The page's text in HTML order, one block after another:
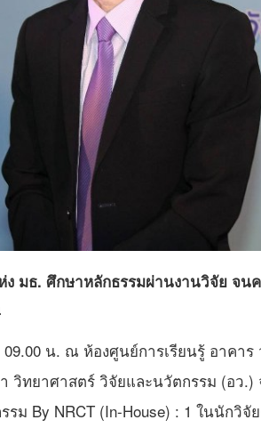
ง มธ. ศึกษาหลักธรรมผ่านงานวิจัย จน
09.00 น. ณ ห้องศูนย์การเรียนรู้ อาคา
วิทยาศาสตร์ วิจัยและนวัตกรรม (อว.)
รม By NRCT (In-House) : 1 ในนักวิ